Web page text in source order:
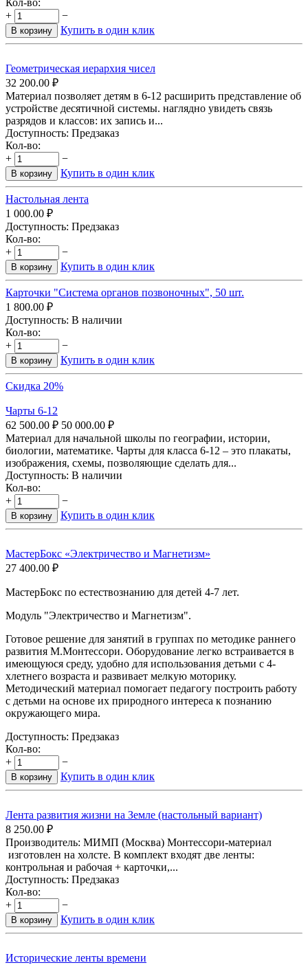
Кол-во:
+
−
В корзину Купить в один клик
Геометрическая иерархия чисел
32 200.00 ₽
Материал позволяет детям в 6-12 расширить представление об
устройстве десятичной системы. наглядно увидеть связь
разрядов и классов: их запись и...
Доступность: Предзаказ
Кол-во:
+
−
В корзину Купить в один клик
Настольная лента
1 000.00 ₽
Доступность: Предзаказ
Кол-во:
+
−
В корзину Купить в один клик
Карточки "Система органов позвоночных", 50 шт.
1 800.00 ₽
Доступность: В наличии
Кол-во:
+
−
В корзину Купить в один клик
Скидка 20%
Чарты 6-12
62 500.00 ₽ 50 000.00 ₽
Материал для начальной школы по географии, истории,
биологии, математике. Чарты для класса 6-12 – это плакаты,
изображения, схемы, позволяющие сделать для...
Доступность: В наличии
Кол-во:
+
−
В корзину Купить в один клик
МастерБокс «Электричество и Магнетизм»
27 400.00 ₽
МастерБокс по естествознанию для детей 4-7 лет.
Модуль "Электричество и Магнетизм".
Готовое решение для занятий в группах по методике раннего
развития М.Монтессори. Оборудование легко встраивается в
имеющуюся среду, удобно для использования детьми с 4-
хлетнего возраста и развивает мелкую моторику.
Методический материал помогает педагогу построить работу
с детьми на основе их природного интереса к познанию
окружающего мира.
Доступность: Предзаказ
Кол-во:
+
−
В корзину Купить в один клик
Лента развития жизни на Земле (настольный вариант)
8 250.00 ₽
Производитель: МИМП (Москва) Монтессори-материал
изготовлен на холсте. В комплект входят две ленты:
контрольная и рабочая + карточки,...
Доступность: Предзаказ
Кол-во:
+
−
В корзину Купить в один клик
Исторические ленты времени